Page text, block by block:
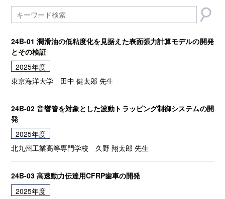
24B-01 潤滑油の低粘度化を見据えた表面張力計算モデルの開発
とその検証
2025年度
東京海洋大学
田中 健太郎 先生
24B-02 音響管を対象とした波動トラッピング制御システムの開
発
2025年度
北九州工業高等専門学校
久野 翔太郎 先生
24B-03 高速動力伝達用CFRP歯車の開発
2025年度